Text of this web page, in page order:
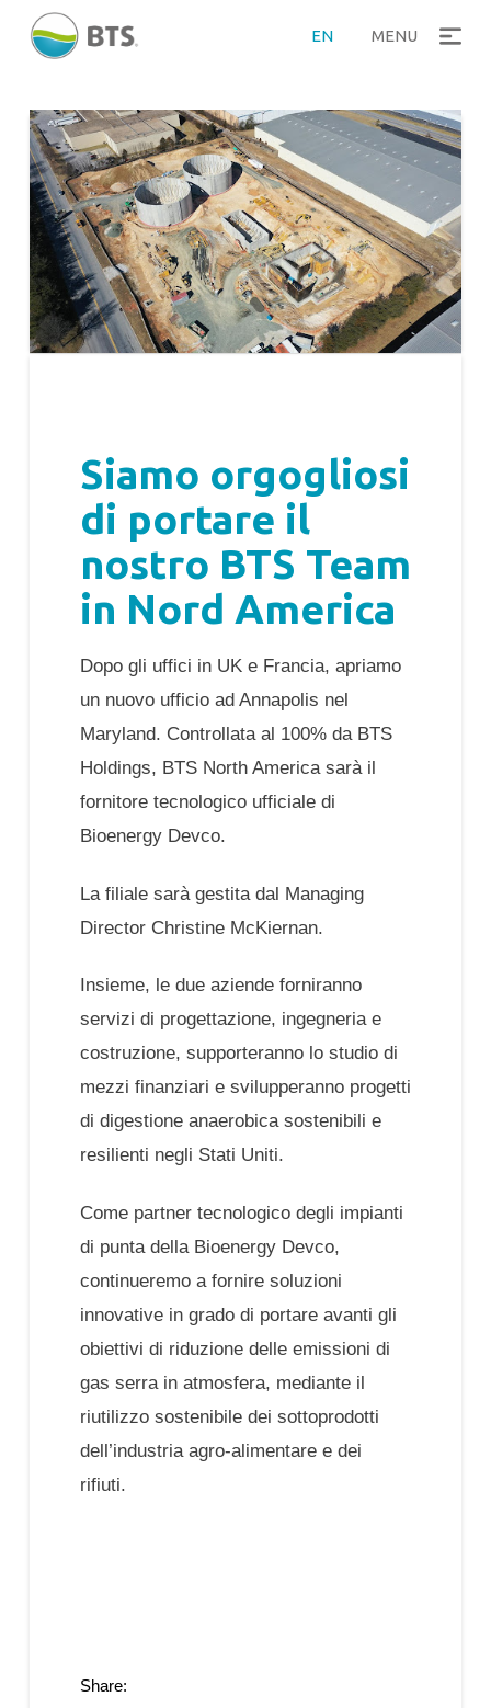
EN MENU
Siamo orgogliosi
di portare il
nostro BTS Team
in Nord America
Dopo gli uffici in UK e Francia, apriamo
un nuovo ufficio ad Annapolis nel
Maryland. Controllata al 100% da BTS
Holdings, BTS North America sarà il
fornitore tecnologico ufficiale di
Bioenergy Devco.
La filiale sarà gestita dal Managing
Director Christine McKiernan.
Insieme, le due aziende forniranno
servizi di progettazione, ingegneria e
costruzione, supporteranno lo studio di
mezzi finanziari e svilupperanno progetti
di digestione anaerobica sostenibili e
resilienti negli Stati Uniti.
Come partner tecnologico degli impianti
di punta della Bioenergy Devco,
continueremo a fornire soluzioni
innovative in grado di portare avanti gli
obiettivi di riduzione delle emissioni di
gas serra in atmosfera, mediante il
riutilizzo sostenibile dei sottoprodotti
dell’industria agro-alimentare e dei
rifiuti.
Share: